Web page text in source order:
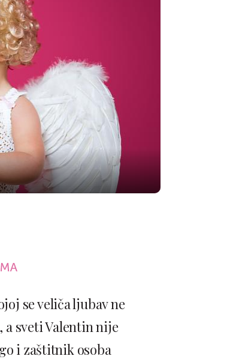
se veliča ljubav ne
a sveti Valentin nije
i zaštitnik osoba